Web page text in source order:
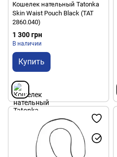
Кошелек нательный Tatonka
Skin Waist Pouch Black (TAT
2860.040)
1 300 грн
В наличии
Купить